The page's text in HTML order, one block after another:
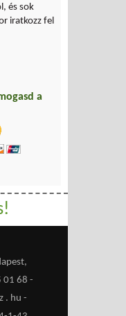
és sok
iratkozz fel
a
01 68 -
. hu -